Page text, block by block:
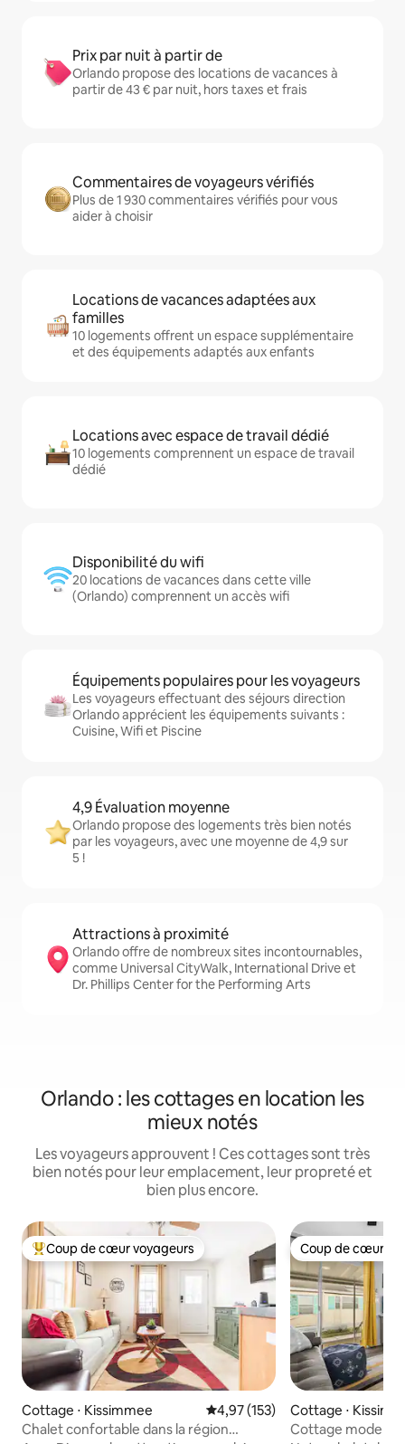
Prix par nuit à partir de
Orlando propose des locations de vacances à
partir de 43 € par nuit, hors taxes et frais
Commentaires de voyageurs vérifiés
Plus de 1 930 commentaires vérifiés pour vous
aider à choisir
Locations de vacances adaptées aux
familles
10 logements offrent un espace supplémentaire
et des équipements adaptés aux enfants
Locations avec espace de travail dédié
10 logements comprennent un espace de travail
dédié
Disponibilité du wifi
20 locations de vacances dans cette ville
(Orlando) comprennent un accès wifi
Équipements populaires pour les voyageurs
Les voyageurs effectuant des séjours direction
Orlando apprécient les équipements suivants :
Cuisine, Wifi et Piscine
4,9 Évaluation moyenne
Orlando propose des logements très bien notés
par les voyageurs, avec une moyenne de 4,9 sur
5 !
Attractions à proximité
Orlando offre de nombreux sites incontournables,
comme Universal CityWalk, International Drive et
Dr. Phillips Center for the Performing Arts
Orlando : les cottages en location les
mieux notés
Les voyageurs approuvent ! Ces cottages sont très
bien notés pour leur emplacement, leur propreté et
bien plus encore.
Coups de cœur voyageurs les plus appréciés
Coup de cœur voyageurs
Cottage ⋅ Kissimmee Évaluation moyenne sur la
4,97 (153)
Chalet confortable dans la région
Coup de cœur
Coup de cœur
Cottage ⋅
Cottage moderne